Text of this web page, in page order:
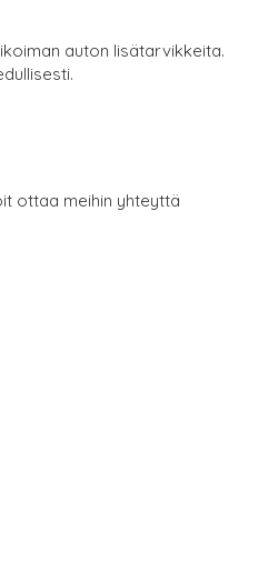
auton lisätarvikkeita.
ottaa meihin yhteyttä